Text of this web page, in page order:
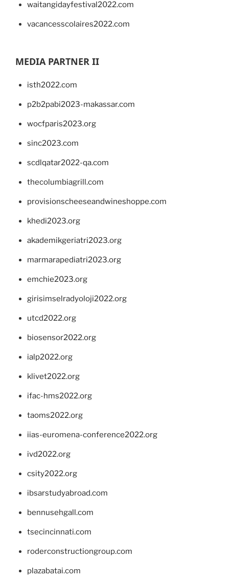
waitangidayfestival2022.com
vacancesscolaires2022.com
MEDIA PARTNER II
isth2022.com
p2b2pabi2023-makassar.com
wocfparis2023.org
sinc2023.com
scdlqatar2022-qa.com
thecolumbiagrill.com
provisionscheeseandwineshoppe.com
khedi2023.org
akademikgeriatri2023.org
marmarapediatri2023.org
emchie2023.org
girisimselradyoloji2022.org
utcd2022.org
biosensor2022.org
ialp2022.org
klivet2022.org
ifac-hms2022.org
taoms2022.org
iias-euromena-conference2022.org
ivd2022.org
csity2022.org
ibsarstudyabroad.com
bennusehgall.com
tsecincinnati.com
roderconstructiongroup.com
plazabatai.com